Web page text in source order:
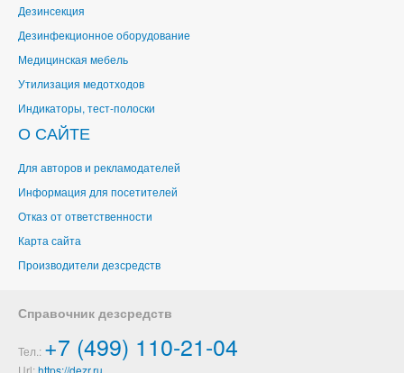
Дезинсекция
Дезинфекционное оборудование
Медицинская мебель
Утилизация медотходов
Индикаторы, тест-полоски
О САЙТЕ
Для авторов и рекламодателей
Информация для посетителей
Отказ от ответственности
Карта сайта
Производители дезсредств
Справочник дезсредств
Тел.: +7 (499) 110-21-04
Url: https://dezr.ru